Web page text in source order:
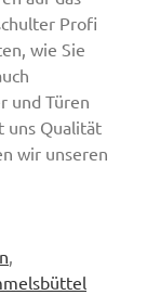
Profi
wie Sie
und Türen
uns Qualität
wir unseren
,